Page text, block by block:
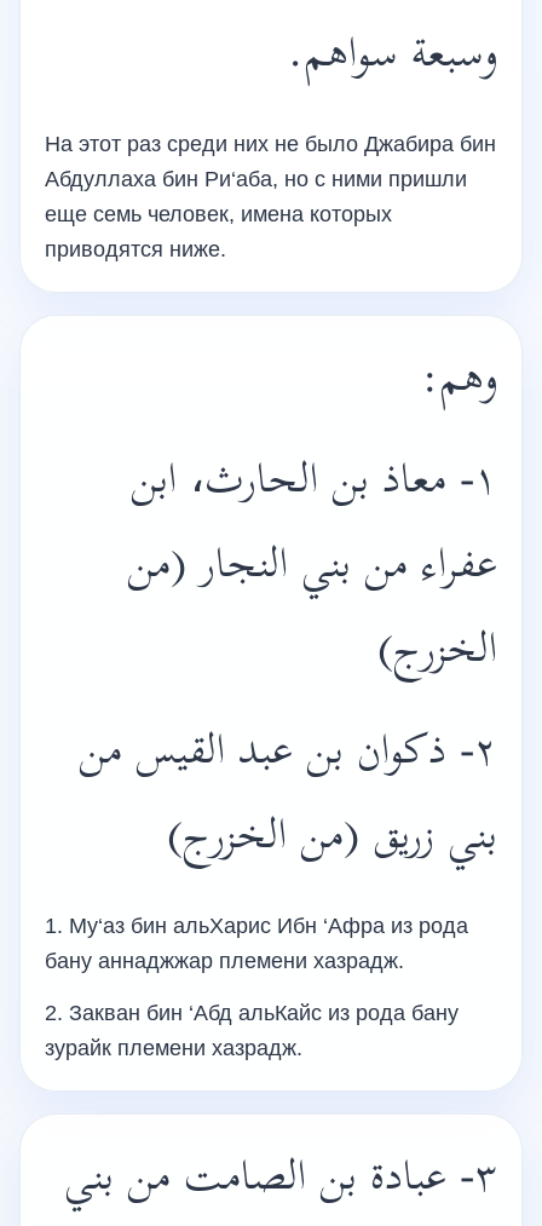
وسبعة سواهم.
На этот раз среди них не было Джабира бин
Абдуллаха бин Ри‘аба, но с ними пришли
еще семь человек, имена которых
приводятся ниже.
وهم:
١- معاذ بن الحارث، ابن
عفراء من بني النجار (من
الخزرج)
٢- ذكوان بن عبد القيس من
بني زريق (من الخزرج)
1. Му‘аз бин альХарис Ибн ‘Афра из рода
бану аннаджжар племени хазрадж.
2. Закван бин ‘Абд альКайс из рода бану
зурайк племени хазрадж.
٣- عبادة بن الصامت من بني